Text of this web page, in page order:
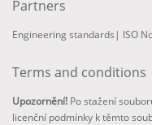
Partners
Engineering standards | ISO
Terms and conditions
Upozornění! Po stažení
licenční podmínky k těmto